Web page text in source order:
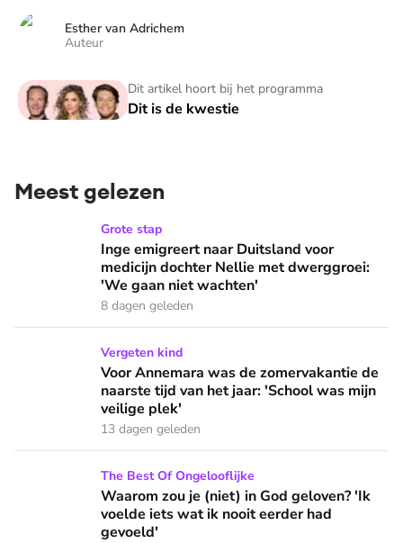
Esther van Adrichem
Auteur
Dit artikel hoort bij het programma
Dit is de kwestie
Dit is de kwestie
Meest gelezen
Inge emigreert naar Duitsland voor medicijn dochter
Grote stap
Inge emigreert naar Duitsland voor
medicijn dochter Nellie met dwerggroei:
'We gaan niet wachten'
8 dagen geleden
Voor Annemara was de zomervakantie de naarste tijd van
Vergeten kind
Voor Annemara was de zomervakantie de
naarste tijd van het jaar: 'School was mijn
veilige plek'
13 dagen geleden
Waarom zou je (niet) in God geloven? 'Ik voelde iets wat
The Best Of Ongelooflijke
Waarom zou je (niet) in God geloven? 'Ik
voelde iets wat ik nooit eerder had
gevoeld'